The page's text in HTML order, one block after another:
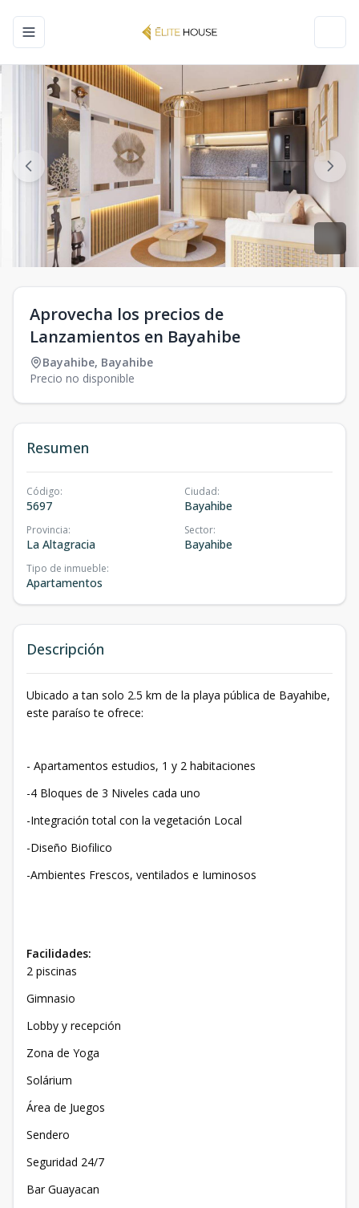
Toggle navigation menu
Aprovecha los precios de
Lanzamientos en Bayahibe
Bayahibe, Bayahibe
Precio no disponible
Resumen
Código:
5697
Ciudad:
Bayahibe
Provincia:
La Altagracia
Sector:
Bayahibe
Tipo de inmueble:
Apartamentos
Descripción
Ubicado a tan solo 2.5 km de la playa pública de Bayahibe,
este paraíso te ofrece:
- Apartamentos estudios, 1 y 2 habitaciones
-4 Bloques de 3 Niveles cada uno
-Integración total con la vegetación Local
-Diseño Biofilico
-Ambientes Frescos, ventilados e Iuminosos
Facilidades:
2 piscinas
Gimnasio
Lobby y recepción
Zona de Yoga
Solárium
Área de Juegos
Sendero
Seguridad 24/7
Bar Guayacan